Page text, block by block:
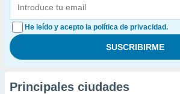
He leído y acepto la política de privacidad.
Principales ciudades